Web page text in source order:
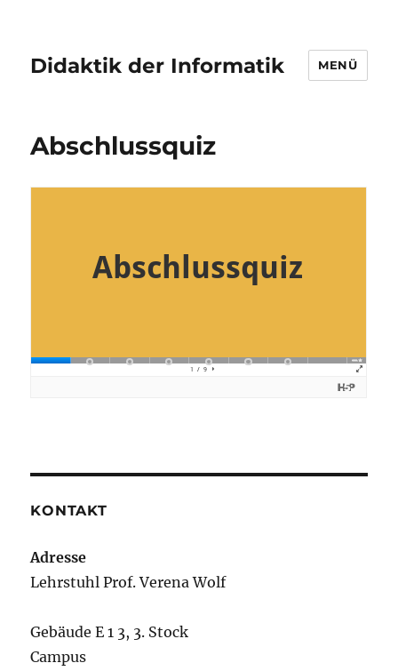
Didaktik der Informatik MENÜ
Abschlussquiz
KONTAKT
Adresse
Lehrstuhl Prof. Verena Wolf
Gebäude E 1 3, 3. Stock
Campus